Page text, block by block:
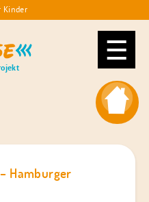
Kinder
Hamburger